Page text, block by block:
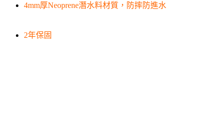
4mm厚Neoprene潛水料材質，防摔防進水
2年保固